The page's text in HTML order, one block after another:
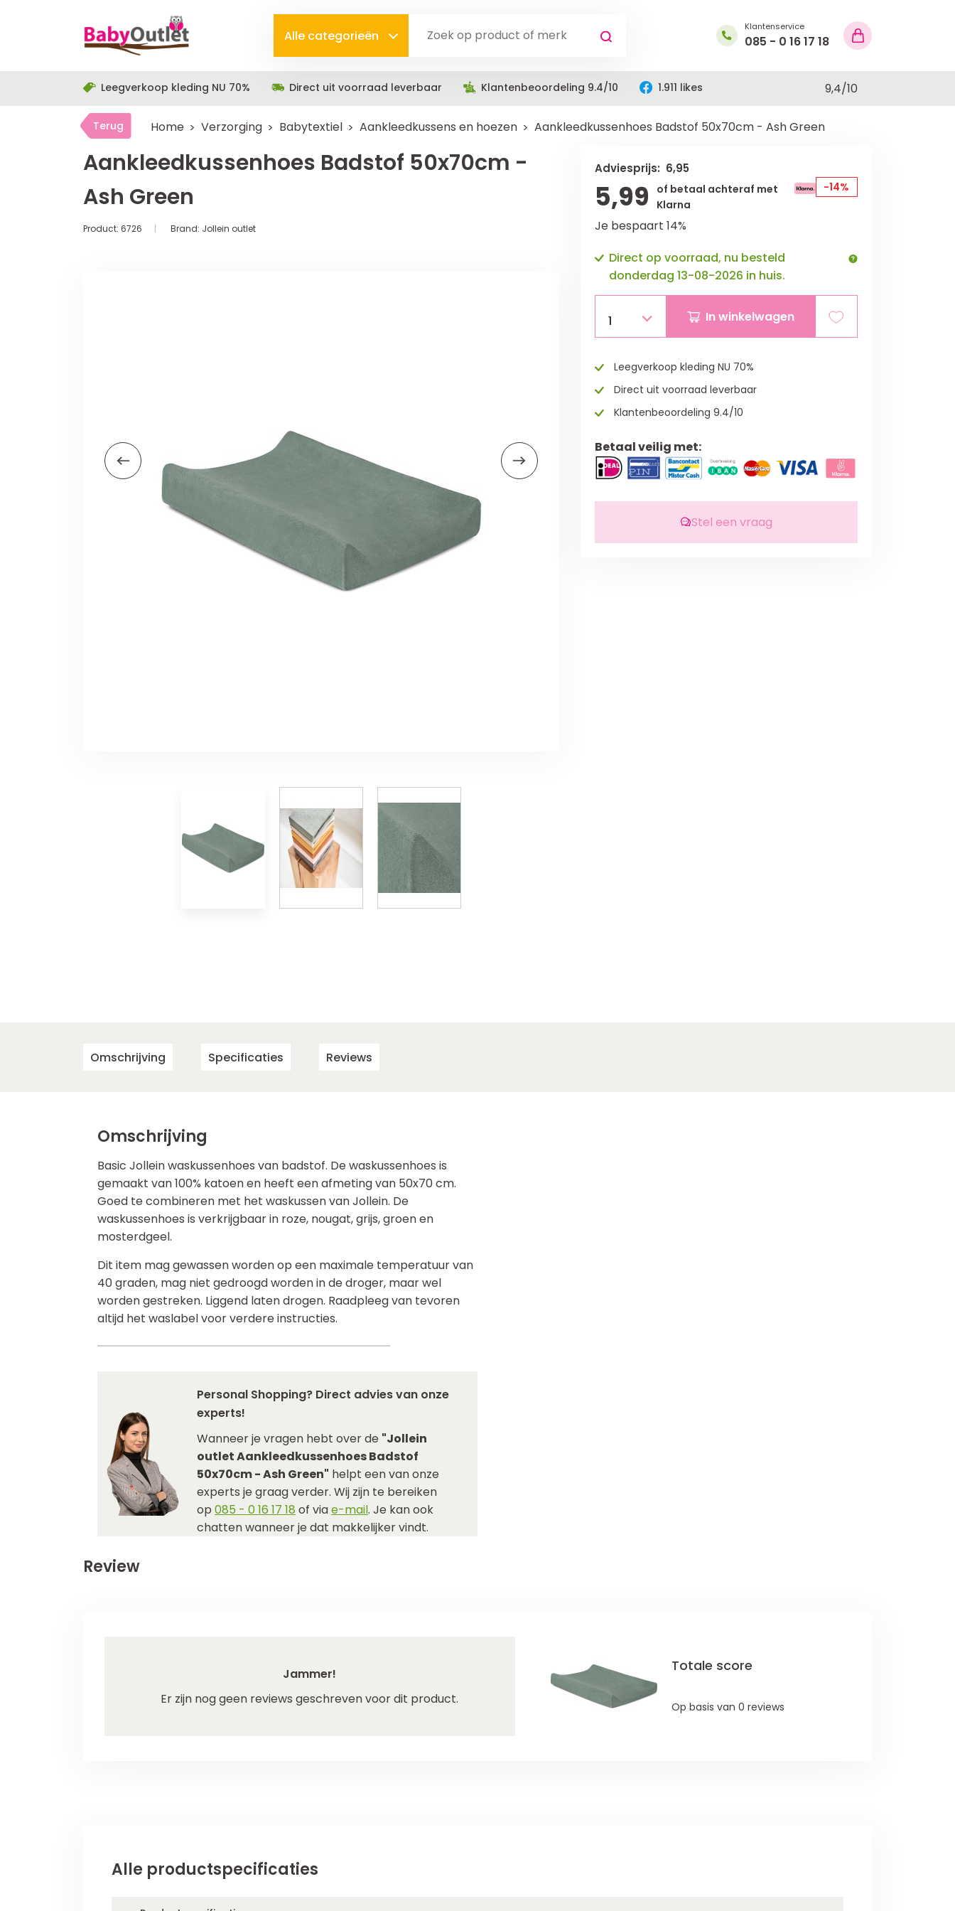
Alle categorieën
Klantenservice
085 - 0 16 17 18
Leegverkoop kleding NU 70% Direct uit voorraad leverbaar Klantenbeoordeling 9.4/10 1.911 likes 9,4/10
Terug Home Verzorging Babytextiel Aankleedkussens en hoezen Aankleedkussenhoes Badstof 50x70cm - Ash Green
Aankleedkussenhoes Badstof 50x70cm -
Ash Green
Product: 6726 Brand: Jollein outlet
Adviesprijs: 6,95
5,99
of betaal achteraf met
Klarna
-14%
Je bespaart 14%
Direct op voorraad, nu besteld
donderdag 13-08-2026 in huis.
1 In winkelwagen
Leegverkoop kleding NU 70%
Direct uit voorraad leverbaar
Klantenbeoordeling 9.4/10
Betaal veilig met:
Stel een vraag
Omschrijving Specificaties Reviews
Omschrijving
Basic Jollein waskussenhoes van badstof. De waskussenhoes is
gemaakt van 100% katoen en heeft een afmeting van 50x70 cm.
Goed te combineren met het waskussen van Jollein. De
waskussenhoes is verkrijgbaar in roze, nougat, grijs, groen en
mosterdgeel.
Dit item mag gewassen worden op een maximale temperatuur van
40 graden, mag niet gedroogd worden in de droger, maar wel
worden gestreken. Liggend laten drogen. Raadpleeg van tevoren
altijd het waslabel voor verdere instructies.
Personal Shopping? Direct advies van onze
experts!
Wanneer je vragen hebt over de "Jollein
outlet Aankleedkussenhoes Badstof
50x70cm - Ash Green" helpt een van onze
experts je graag verder. Wij zijn te bereiken
op 085 - 0 16 17 18 of viae-mail. Je kan ook
chatten wanneer je dat makkelijker vindt.
Review
Jammer!
Er zijn nog geen reviews geschreven voor dit product.
Totale score
Op basis van 0 reviews
Alle productspecificaties